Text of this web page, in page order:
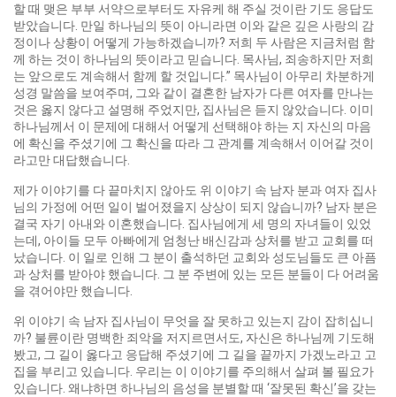
할 때 맺은 부부 서약으로부터도 자유케 해 주실 것이란 기도 응답도
받았습니다. 만일 하나님의 뜻이 아니라면 이와 같은 깊은 사랑의 감
정이나 상황이 어떻게 가능하겠습니까? 저희 두 사람은 지금처럼 함
께 하는 것이 하나님의 뜻이라고 믿습니다. 목사님, 죄송하지만 저희
는 앞으로도 계속해서 함께 할 것입니다.” 목사님이 아무리 차분하게
성경 말씀을 보여주며, 그와 같이 결혼한 남자가 다른 여자를 만나는
것은 옳지 않다고 설명해 주었지만, 집사님은 듣지 않았습니다. 이미
하나님께서 이 문제에 대해서 어떻게 선택해야 하는 지 자신의 마음
에 확신을 주셨기에 그 확신을 따라 그 관계를 계속해서 이어갈 것이
라고만 대답했습니다.
제가 이야기를 다 끝마치지 않아도 위 이야기 속 남자 분과 여자 집사
님의 가정에 어떤 일이 벌어졌을지 상상이 되지 않습니까? 남자 분은
결국 자기 아내와 이혼했습니다. 집사님에게 세 명의 자녀들이 있었
는데, 아이들 모두 아빠에게 엄청난 배신감과 상처를 받고 교회를 떠
났습니다. 이 일로 인해 그 분이 출석하던 교회와 성도님들도 큰 아픔
과 상처를 받아야 했습니다. 그 분 주변에 있는 모든 분들이 다 어려움
을 겪어야만 했습니다.
위 이야기 속 남자 집사님이 무엇을 잘 못하고 있는지 감이 잡히십니
까? 불륜이란 명백한 죄악을 저지르면서도, 자신은 하나님께 기도해
봤고, 그 길이 옳다고 응답해 주셨기에 그 길을 끝까지 가겠노라고 고
집을 부리고 있습니다. 우리는 이 이야기를 주의해서 살펴 볼 필요가
있습니다. 왜냐하면 하나님의 음성을 분별할 때 ‘잘못된 확신’을 갖는